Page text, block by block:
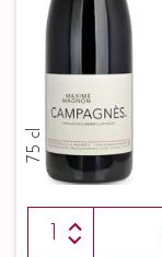
75 cl